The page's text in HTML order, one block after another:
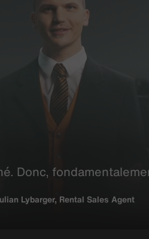
Donc,
Lybarger, Rental Sales Agent